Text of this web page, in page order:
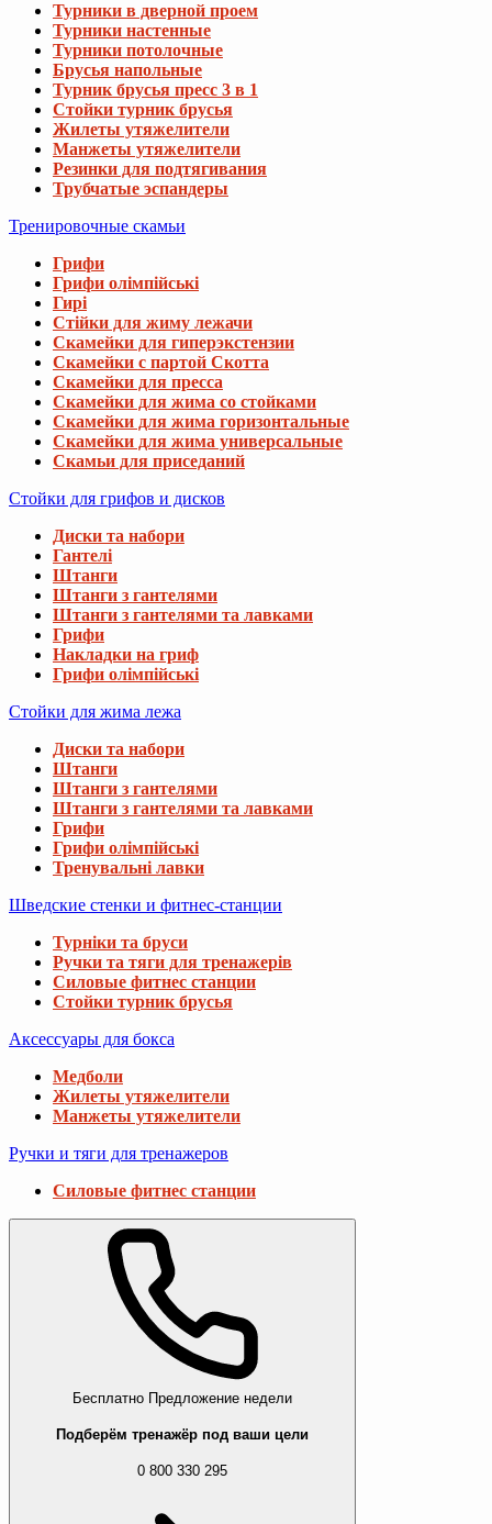
Турники в дверной проем
Турники настенные
Турники потолочные
Брусья напольные
Турник брусья пресс 3 в 1
Стойки турник брусья
Жилеты утяжелители
Манжеты утяжелители
Резинки для подтягивания
Трубчатые эспандеры
Тренировочные скамьи
Грифи
Грифи олімпійські
Гирі
Стійки для жиму лежачи
Скамейки для гиперэкстензии
Скамейки с партой Скотта
Скамейки для пресса
Скамейки для жима со стойками
Скамейки для жима горизонтальные
Скамейки для жима универсальные
Скамьи для приседаний
Стойки для грифов и дисков
Диски та набори
Гантелі
Штанги
Штанги з гантелями
Штанги з гантелями та лавками
Грифи
Накладки на гриф
Грифи олімпійські
Стойки для жима лежа
Диски та набори
Штанги
Штанги з гантелями
Штанги з гантелями та лавками
Грифи
Грифи олімпійські
Тренувальні лавки
Шведские стенки и фитнес-станции
Турніки та бруси
Ручки та тяги для тренажерів
Силовые фитнес станции
Стойки турник брусья
Аксессуары для бокса
Медболи
Жилеты утяжелители
Манжеты утяжелители
Ручки и тяги для тренажеров
Силовые фитнес станции
Бесплатно Предложение недели
Подберём тренажёр под ваши цели
0 800 330 295